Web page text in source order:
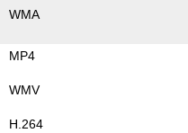
WMA
MP4
WMV
H.264